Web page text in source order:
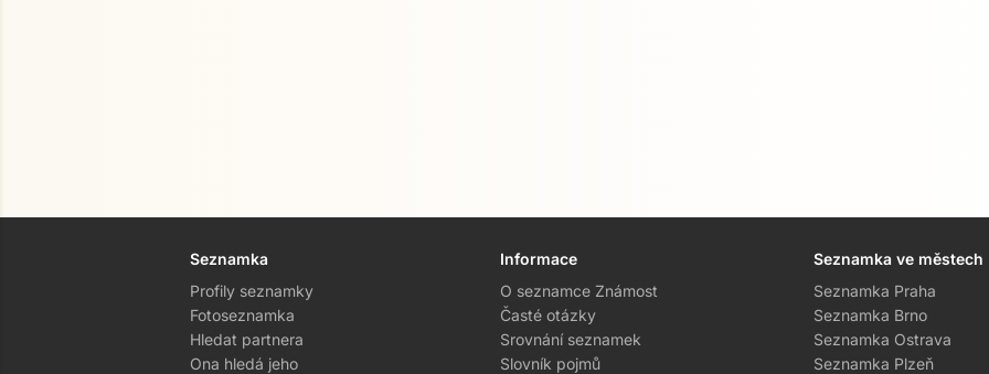
Seznamka
Profily seznamky
Fotoseznamka
Hledat partnera
Ona hledá jeho
Informace
O seznamce Známost
Časté otázky
Srovnání seznamek
Slovník pojmů
Seznamka ve městech
Seznamka Praha
Seznamka Brno
Seznamka Ostrava
Seznamka Plzeň